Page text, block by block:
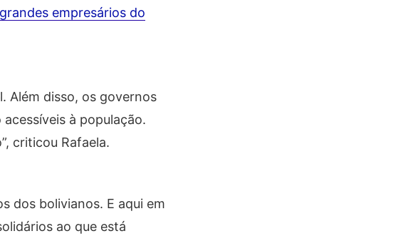
empresários do
Além disso, os governos
à população.
criticou Rafaela.
dos bolivianos. E aqui em
ao que está